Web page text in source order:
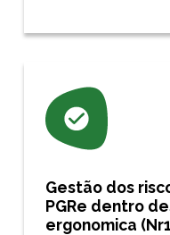
Gestão dos
PGRe dentro
ergonomica